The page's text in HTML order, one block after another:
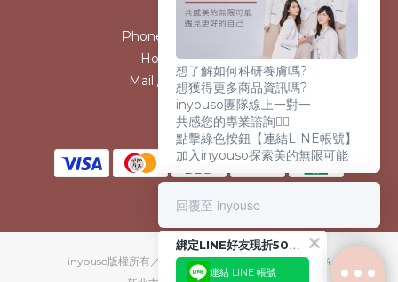
Phone / XX-XXX-XXX-XXX
Hours / XXXX-XXXX
Mail / XXX@XXXX.COM
inyouso版權所有／火星生技股份有限公司／90723344
想了解如何科研養膚嗎?
想獲得更多商品資訊嗎?
inyouso團隊線上一對一
共感您的專業諮詢👩‍⚕️
點擊綠色按鈕【連結LINE帳號】
加入inyouso探索美的無限可能
回覆至 inyouso
綁定LINE好友現折50元！
連結 LINE 帳號